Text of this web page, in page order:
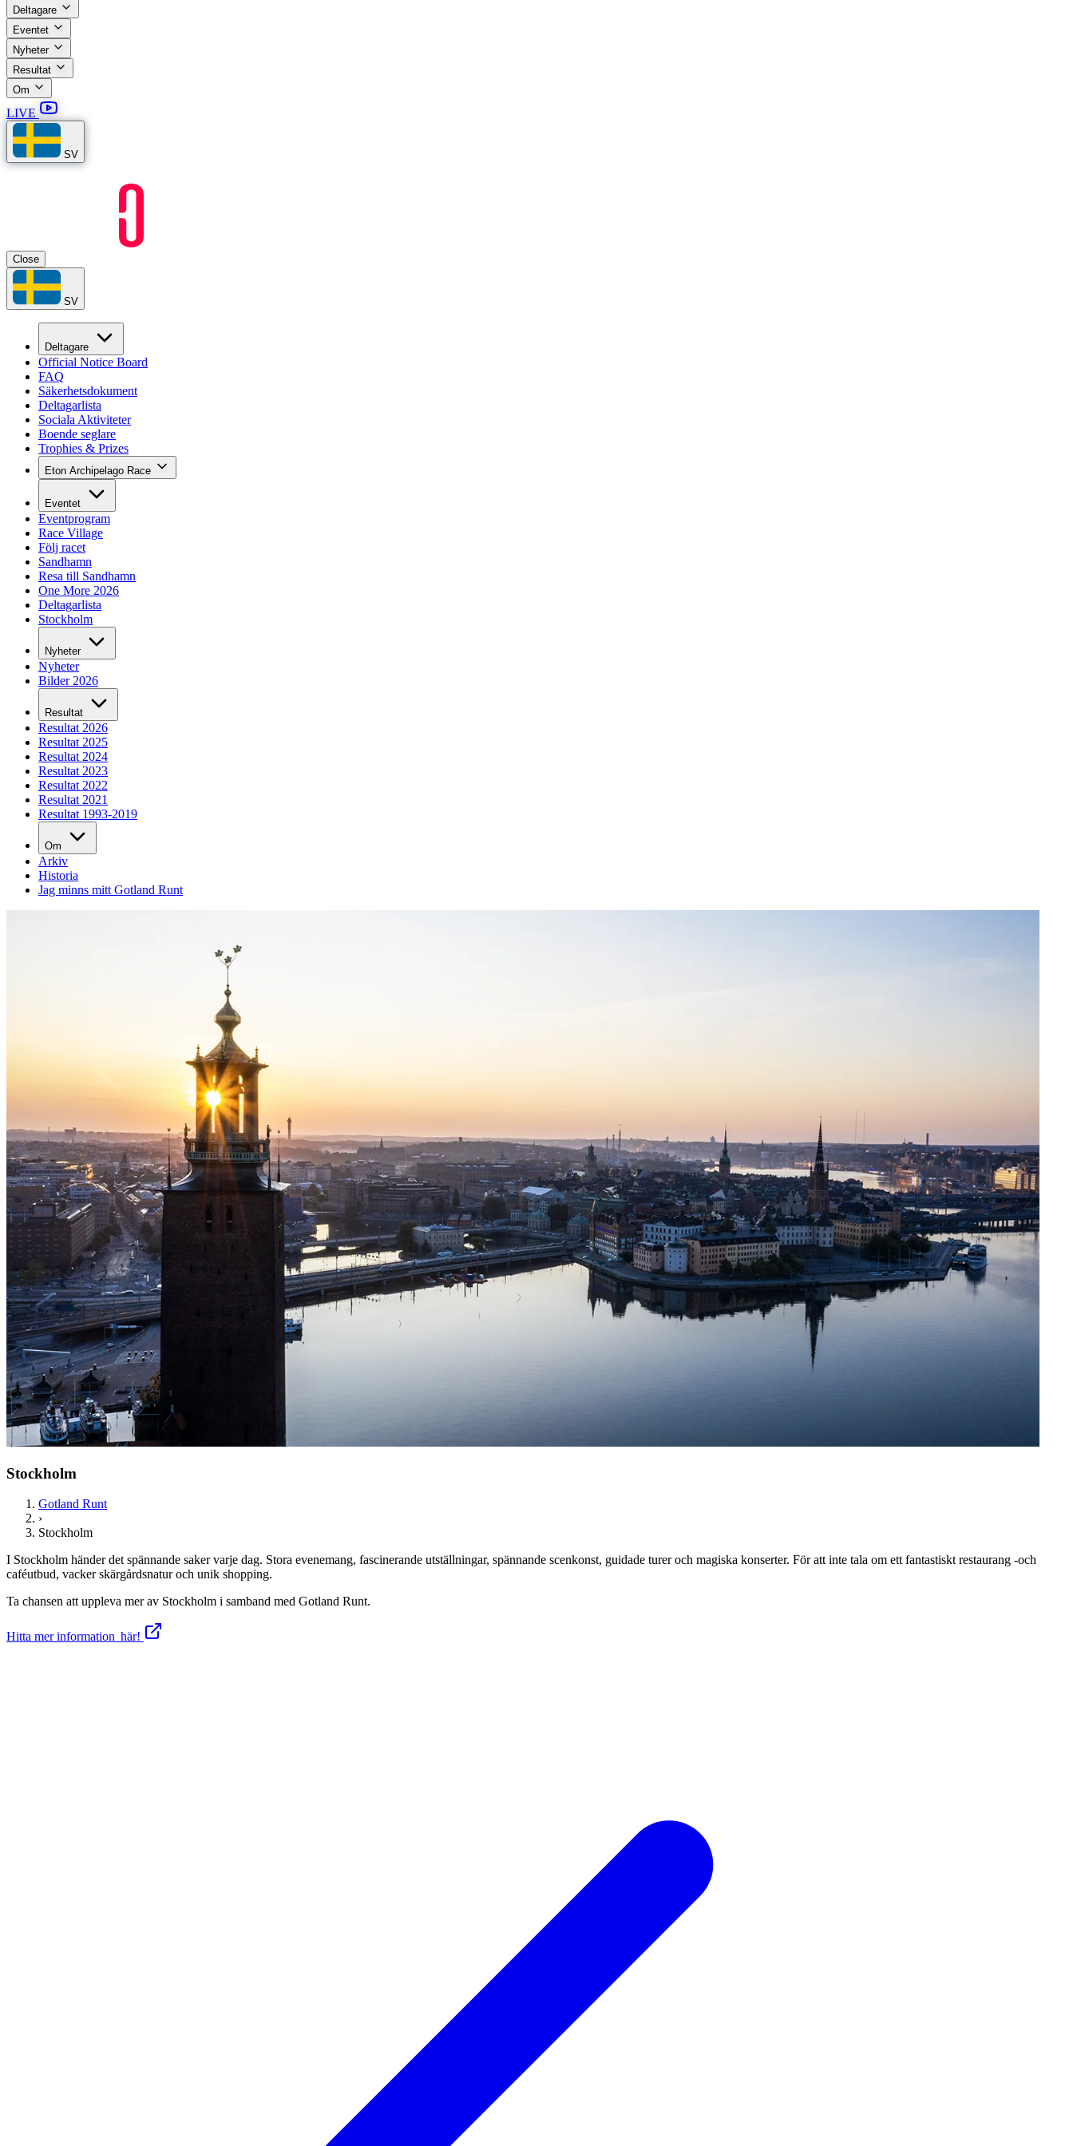
Deltagare
Eventet
Nyheter
Resultat
Om
LIVE
SV
Close
SV
Deltagare
Official Notice Board
FAQ
Säkerhetsdokument
Deltagarlista
Sociala Aktiviteter
Boende seglare
Trophies & Prizes
Eton Archipelago Race
Eventet
Eventprogram
Race Village
Följ racet
Sandhamn
Resa till Sandhamn
One More 2026
Deltagarlista
Stockholm
Nyheter
Nyheter
Bilder 2026
Resultat
Resultat 2026
Resultat 2025
Resultat 2024
Resultat 2023
Resultat 2022
Resultat 2021
Resultat 1993-2019
Om
Arkiv
Historia
Jag minns mitt Gotland Runt
Stockholm
Gotland Runt
›
Stockholm
I Stockholm händer det spännande saker varje dag. Stora evenemang, fascinerande utställningar, spännande scenkonst, guidade turer och magiska konserter. För att inte tala om ett fantastiskt restaurang -och
caféutbud, vacker skärgårdsnatur och unik shopping.
Ta chansen att uppleva mer av Stockholm i samband med Gotland Runt.
Hitta mer information här!